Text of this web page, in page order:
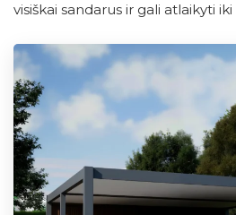
visiškai sandarus ir gali atlaikyti iki